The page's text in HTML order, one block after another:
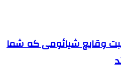
وقایع شیائومی که شما